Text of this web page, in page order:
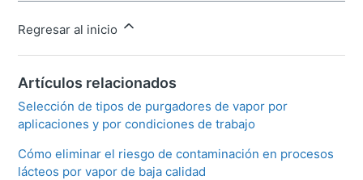
Regresar al inicio
Artículos relacionados
Selección de tipos de purgadores de vapor por
aplicaciones y por condiciones de trabajo
Cómo eliminar el riesgo de contaminación en procesos
lácteos por vapor de baja calidad